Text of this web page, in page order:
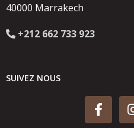
40000 Marrakech
+212 662 733 923
SUIVEZ NOUS